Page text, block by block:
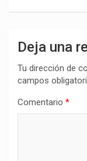
Deja una
Tu dirección de
campos
Comentario *